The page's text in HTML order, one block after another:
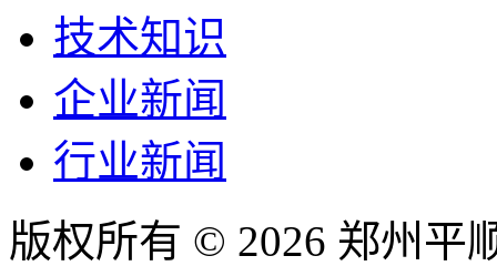
技术知识
企业新闻
行业新闻
版权所有 © 2026 郑州平